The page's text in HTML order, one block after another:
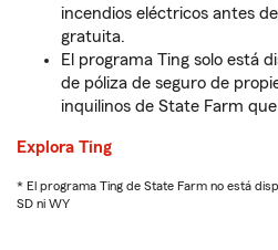
incendios eléctricos antes
gratuita.
El programa Ting solo está
de póliza de seguro de
inquilinos de State Farm que
Explora Ting
* El programa Ting de State Farm no está
SD ni WY